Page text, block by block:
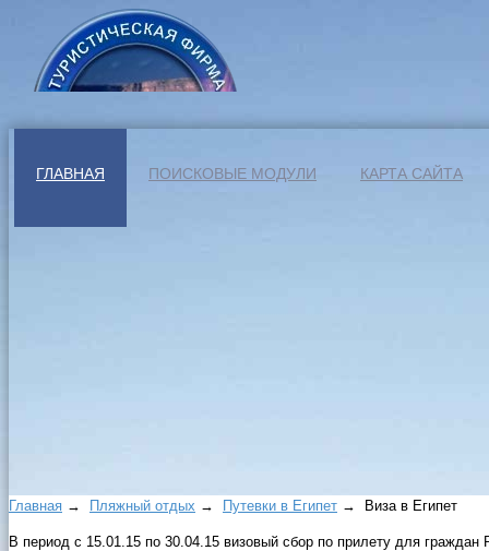
ГЛАВНАЯ ПОИСКОВЫЕ МОДУЛИ КАРТА САЙТА
Главная → Пляжный отдых → Путевки в Египет → Виза в Египет
В период с 15.01.15 по 30.04.15 визовый сбор по прилету для